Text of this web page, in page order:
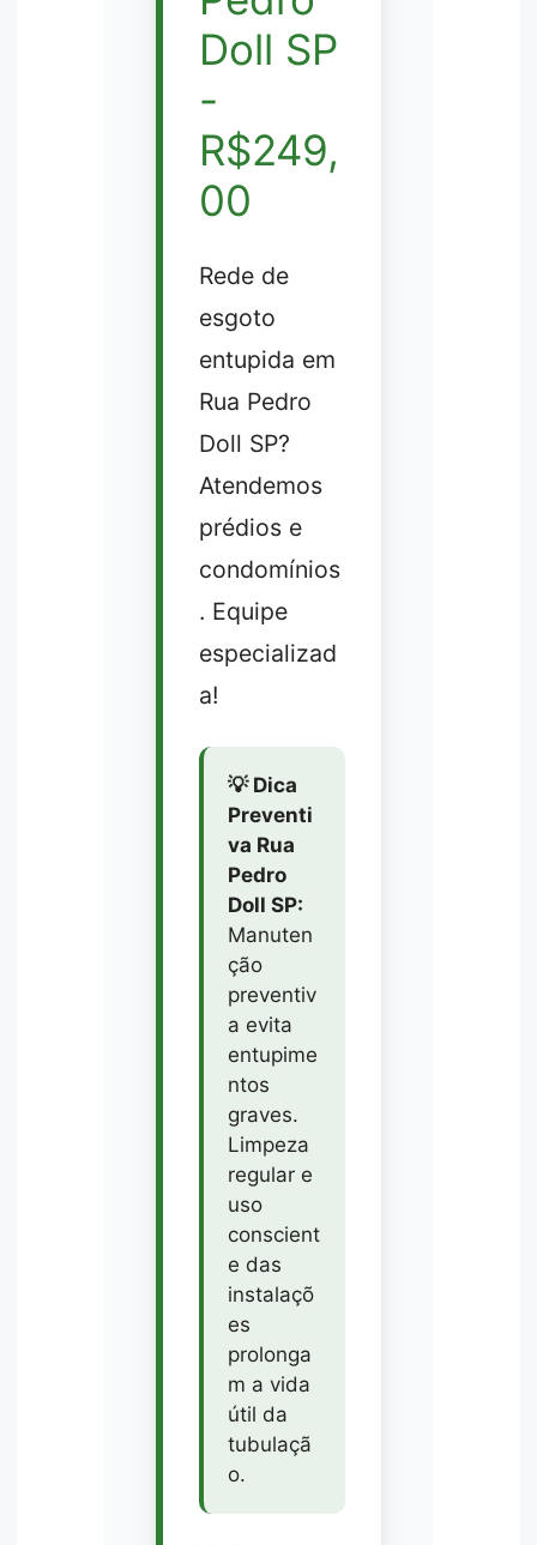
Doll SP
-
R$249,
00
Rede de
esgoto
entupida em
Rua Pedro
Doll SP?
Atendemos
prédios e
condomínios
. Equipe
especializad
a!
💡 Dica
Preventi
va Rua
Pedro
Doll SP:
Manuten
ção
preventiv
a evita
entupime
ntos
graves.
Limpeza
regular e
uso
conscient
e das
instalaçõ
es
prolonga
m a vida
útil da
tubulaçã
o.